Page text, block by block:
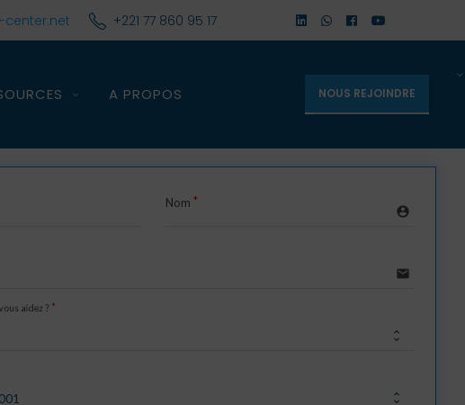
+221 77 860 95 17
A PROPOS NOUS REJOINDRE
Nom
account_circle
email
aidez ?